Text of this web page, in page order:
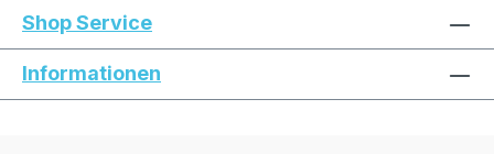
Shop Service
Informationen